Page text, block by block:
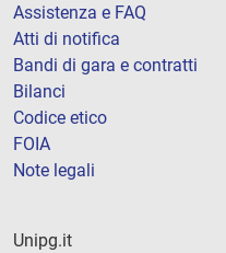
Assistenza e FAQ
Atti di notifica
Bandi di gara e contratti
Bilanci
Codice etico
FOIA
Note legali
Unipg.it